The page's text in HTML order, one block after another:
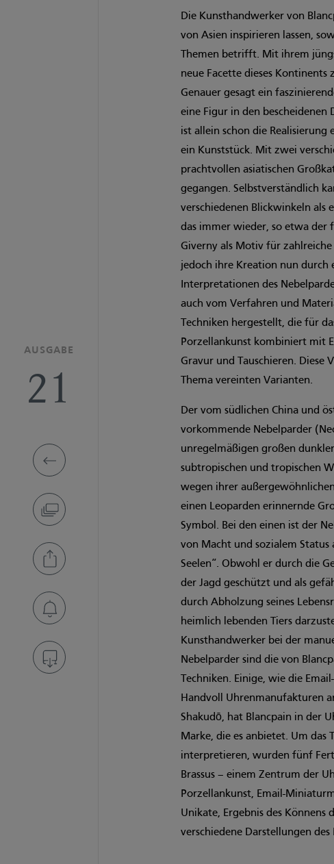
AUSGABE
21
Die Kunsthandwerker von
von Asien inspirieren lassen,
Themen betrifft. Mit ihrem
neue Facette dieses
Genauer gesagt ein
eine Figur in den
ist allein schon die
ein Kunststück. Mit zwei
prachtvollen asiatischen
gegangen. Selbstverständlich
verschiedenen Blickwinkeln als
das immer wieder, so etwa der
Giverny als Motiv für
jedoch ihre Kreation nun durch
Interpretationen des
auch vom Verfahren und
Techniken hergestellt, die für
Porzellankunst kombiniert mit
Gravur und Tauschieren. Diese
Thema vereinten Varianten.
Der vom südlichen China und
vorkommende Nebelparder
unregelmäßigen großen
subtropischen und tropischen
wegen ihrer
einen Leoparden erinnernde
Symbol. Bei den einen ist der
von Macht und sozialem Status
Seelen“. Obwohl er durch die
der Jagd geschützt und als
durch Abholzung seines
heimlich lebenden Tiers
Kunsthandwerker bei der
Nebelparder sind die von
Techniken. Einige, wie die
Handvoll Uhrenmanufakturen
Shakudō, hat Blancpain in der
Marke, die es anbietet. Um
interpretieren, wurden fünf
Brassus – einem Zentrum der
Porzellankunst, Email-
Unikate, Ergebnis des
verschiedene Darstellungen